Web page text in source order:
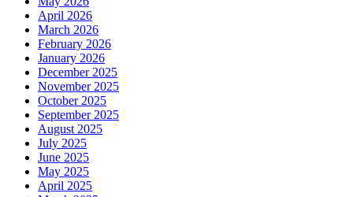
April 2026
March 2026
February 2026
January 2026
December 2025
November 2025
October 2025
September 2025
August 2025
July 2025
June 2025
May 2025
April 2025